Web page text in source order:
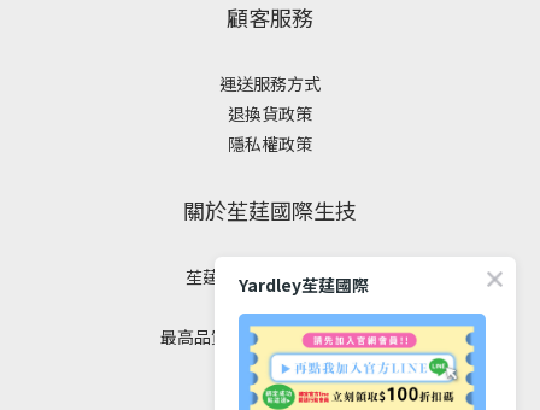
顧客服務
運送服務方式
退換貨政策
隱私權政策
關於苼莛國際生技
苼莛國際生技有限公司
最高品質｜安全｜健康｜美麗
Yardley苼莛國際